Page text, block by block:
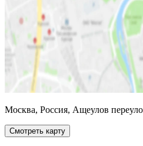
Москва, Россия, Ащеулов
Смотреть карту